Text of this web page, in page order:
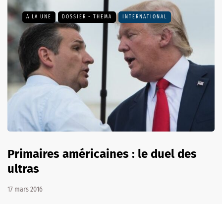
A LA UNE DOSSIER - THEMA INTERNATIONAL
Primaires américaines : le duel des
ultras
17 mars 2016